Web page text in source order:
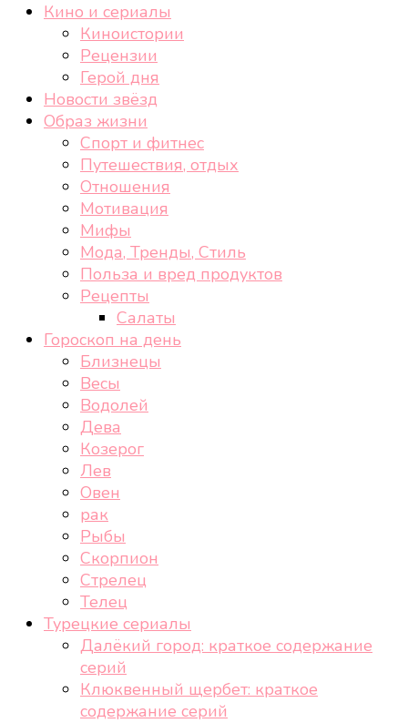
cheek-look.ru
Женский сайт о звездах и кино, а также трендах,
здоровом образе жизни, спорте, стиле, отдыхе и
Кино и сериалы
Киноистории
Рецензии
Герой дня
Новости звёзд
Образ жизни
Спорт и фитнес
Путешествия, отдых
Отношения
Мотивация
Мифы
Мода, Тренды, Стиль
Польза и вред продуктов
Рецепты
Салаты
Гороскоп на день
Близнецы
Весы
Водолей
Дева
Козерог
Лев
Овен
рак
Рыбы
Скорпион
Стрелец
Телец
Турецкие сериалы
Далёкий город: краткое содержание
серий
Клюквенный щербет: краткое
содержание серий